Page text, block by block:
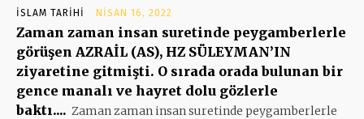
İSLAM TARIHI NISAN 16, 2022
Zaman zaman insan suretinde peygamberlerle
görüşen AZRAİL (AS), HZ SÜLEYMAN’IN
ziyaretine gitmişti. O sırada orada bulunan bir
gence manalı ve hayret dolu gözlerle
baktı.... Zaman zaman insan suretinde peygamberlerle